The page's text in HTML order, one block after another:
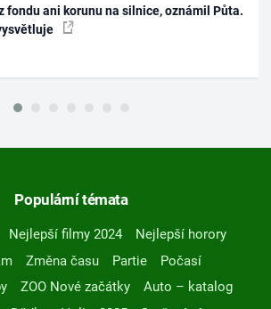
fondu ani korunu na silnice, oznámil Půta.
Populární témata
Nejlepší filmy 2024
Nejlepší horory
Změna času Partie
Počasí
ZOO Nové začátky
Auto – katalog